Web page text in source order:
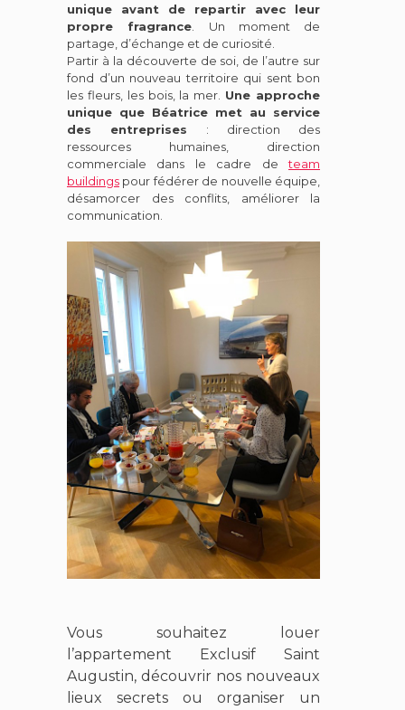
unique avant de repartir avec leur
propre fragrance
Un moment de
partage, d’échange et de curiosité.
Partir à la découverte de soi, de l’autre sur
fond d’un nouveau territoire qui sent bon
les fleurs, les bois, la mer. Une approche
unique que Béatrice met au service
des entreprises : direction des
ressources humaines, direction
commerciale dans le cadre deteam
buildings pour fédérer de nouvelle équipe,
désamorcer des conflits, améliorer la
communication
Vous souhaitez louer
l’appartement Exclusif Saint
Augustin, découvrir nos nouveaux
lieux secrets ou organiser un